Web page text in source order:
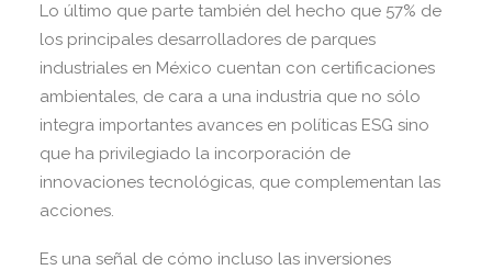
Lo último que parte también del hecho que 57% de
los principales desarrolladores de parques
industriales en México cuentan con certificaciones
ambientales, de cara a una industria que no sólo
integra importantes avances en políticas ESG sino
que ha privilegiado la incorporación de
innovaciones tecnológicas, que complementan las
acciones.
Es una señal de cómo incluso las inversiones